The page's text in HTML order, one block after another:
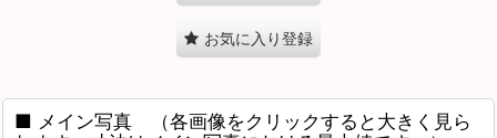
お気に入り登録
■ メイン写真 （各画像をクリックすると大きく見ら